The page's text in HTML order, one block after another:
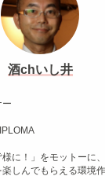
酒chいし井
ー
に！」をモットーに、
しんでもらえる環境作